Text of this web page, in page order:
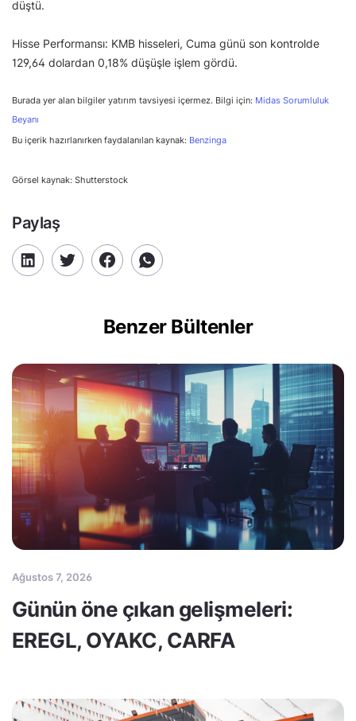
düştü.
Hisse Performansı: KMB hisseleri, Cuma günü son kontrolde
129,64 dolardan 0,18% düşüşle işlem gördü.
Burada yer alan bilgiler yatırım tavsiyesi içermez. Bilgi için: Midas Sorumluluk
Beyanı
Bu içerik hazırlanırken faydalanılan kaynak: Benzinga
Görsel kaynak: Shutterstock
Paylaş
Benzer Bültenler
Ağustos 7, 2026
Günün öne çıkan gelişmeleri:
EREGL, OYAKC, CARFA